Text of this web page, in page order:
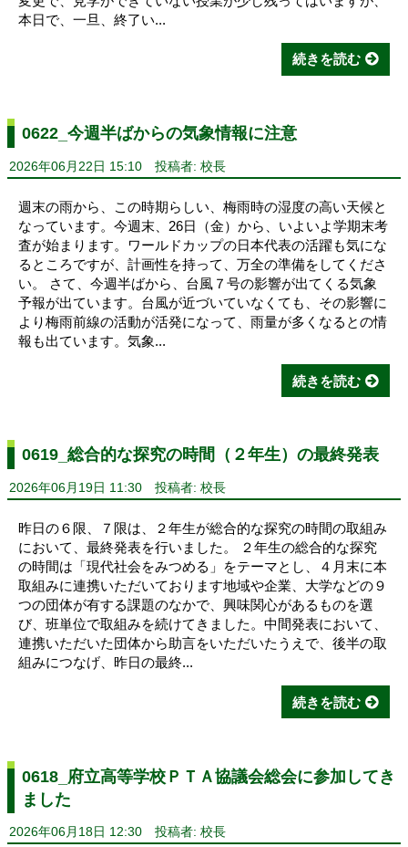
本日で、一旦、終了い...
続きを読む
0622_今週半ばからの気象情報に注意
2026年06月22日 15:10 投稿者: 校長
週末の雨から、この時期らしい、梅雨時の湿度の高い天候と
なっています。今週末、26日（金）から、いよいよ学期末考
査が始まります。ワールドカップの日本代表の活躍も気にな
るところですが、計画性を持って、万全の準備をしてくださ
い。 さて、今週半ばから、台風７号の影響が出てくる気象
予報が出ています。台風が近づいていなくても、その影響に
より梅雨前線の活動が活発になって、雨量が多くなるとの情
報も出ています。気象...
続きを読む
0619_総合的な探究の時間（２年生）の最終発表
2026年06月19日 11:30 投稿者: 校長
昨日の６限、７限は、２年生が総合的な探究の時間の取組み
において、最終発表を行いました。 ２年生の総合的な探究
の時間は「現代社会をみつめる」をテーマとし、４月末に本
取組みに連携いただいております地域や企業、大学などの９
つの団体が有する課題のなかで、興味関心があるものを選
び、班単位で取組みを続けてきました。中間発表において、
連携いただいた団体から助言をいただいたうえで、後半の取
組みにつなげ、昨日の最終...
続きを読む
0618_府立高等学校ＰＴＡ協議会総会に参加してき
ました
2026年06月18日 12:30 投稿者: 校長